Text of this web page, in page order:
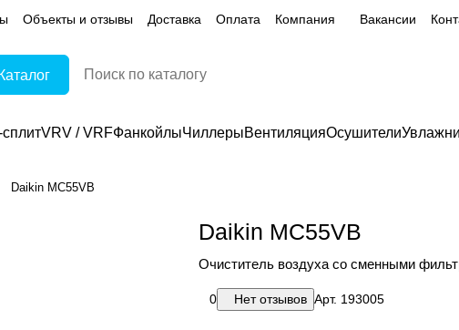
Объекты и отзывы Доставка Оплата Компания Вакансии
Каталог
VRV / VRFФанкойлыЧиллерыВентиляцияОсушители
Daikin MC55VB
Daikin MC55VB
Очиститель воздуха со сменными
0 Нет отзывов Арт. 193005